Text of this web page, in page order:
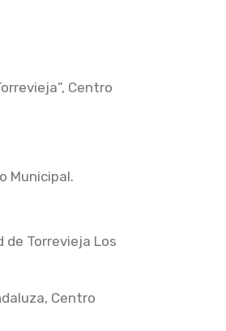
Centro
Municipal.
de Torrevieja Los
Centro